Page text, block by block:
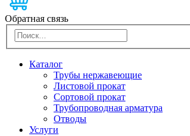
Обратная связь
Каталог
Трубы нержавеющие
Листовой прокат
Сортовой прокат
Трубопроводная арматура
Отводы
Услуги